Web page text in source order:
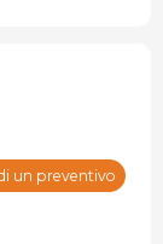
un preventivo